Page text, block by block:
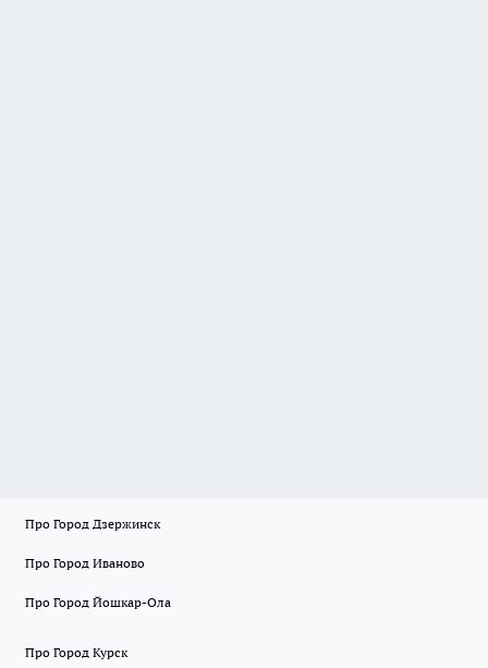
Про Город Дзержинск
Про Город Иваново
Про Город Йошкар-Ола
Про Город Курск